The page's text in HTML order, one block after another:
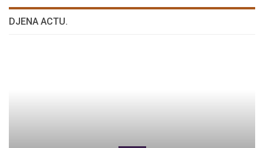
DJENA ACTU.